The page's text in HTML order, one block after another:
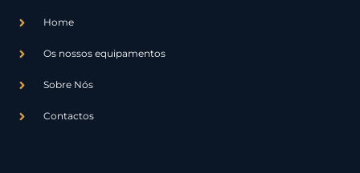
Home
Os nossos equipamentos
Sobre Nós
Contactos